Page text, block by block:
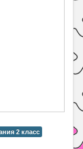
2 класс